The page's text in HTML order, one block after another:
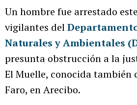
Un hombre fue arrestado
vigilantes del
Naturales y Ambientales
presunta obstrucción a la
El Muelle, conocida también
Faro, en Arecibo.